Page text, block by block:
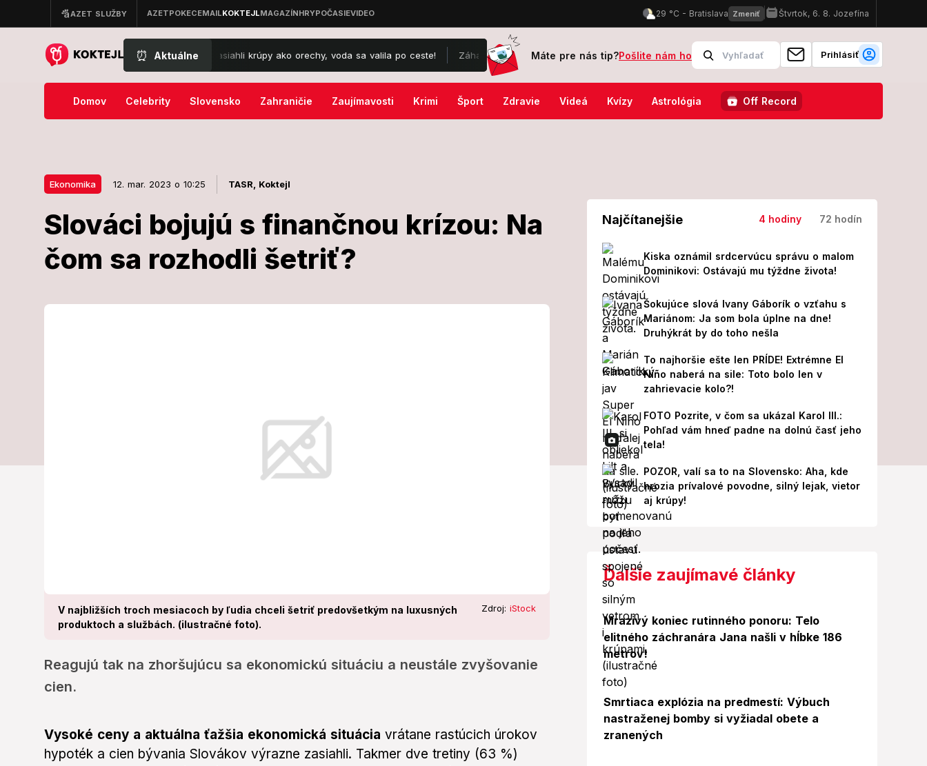
⏰ Aktuálne
Extrémny obrat počasia: Oravu zasiahli krúpy ako orechy, voda sa valila po ceste! Záhada okolo drámy na kúpalisku v Diakovciach: V nemocnici skončilo 8 ľudí! FOTO Pozrite, v čom sa ukázal
Máte pre nás tip?Pošlite nám ho Prihlásiť
Domov Celebrity Slovensko Zahraničie Zaujímavosti Krimi Šport Zdravie Videá Kvízy Astrológia Off Record
Ekonomika 12. mar. 2023 o 10:25 TASR, Koktejl
Slováci bojujú s finančnou krízou: Na
čom sa rozhodli šetriť?
V najbližších troch mesiacoch by ľudia chceli šetriť predovšetkým na luxusných
produktoch a službách. (ilustračné foto).
Zdroj: iStock
Reagujú tak na zhoršujúcu sa ekonomickú situáciu a neustále zvyšovanie
cien.
Ekonomika
Slováci bojujú s finančnou
Reagujú tak na zhoršujúcu sa ekonomickú situáciu a neustále zvyšovanie
Vysoké ceny a aktuálna ťažšia ekonomická situácia vrátane rastúcich úrokov
hypoték a cien bývania Slovákov výrazne zasiahli. Takmer dve tretiny (63 %)
Najčítanejšie 4 hodiny 72 hodín
Kiska oznámil srdcervúcu správu o malom
Dominikovi: Ostávajú mu týždne života!
Šokujúce slová Ivany Gáborík o vzťahu s
Mariánom: Ja som bola úplne na dne!
Druhýkrát by do toho nešla
To najhoršie ešte len PRÍDE! Extrémne El
Niño naberá na sile: Toto bolo len v
zahrievacie kolo?!
FOTO Pozrite, v čom sa ukázal Karol III.:
Pohľad vám hneď padne na dolnú časť jeho
tela!
POZOR, valí sa to na Slovensko: Aha, kde
hrozia prívalové povodne, silný lejak, vietor
aj krúpy!
Ďalšie zaujímavé články
Mrazivý koniec rutinného ponoru: Telo
elitného záchranára Jana našli v hĺbke 186
metrov!
Smrtiaca explózia na predmestí: Výbuch
nastraženej bomby si vyžiadal obete a
zranených